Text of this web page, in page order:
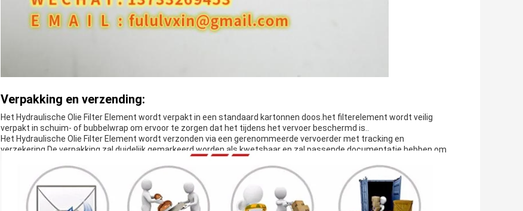
Verpakking en verzending:
Het Hydraulische Olie Filter Element wordt verpakt in een standaard kartonnen doos.het filterelement wordt veilig
verpakt in schuim- of bubbelwrap om ervoor te zorgen dat het tijdens het vervoer beschermd is..
Het Hydraulische Olie Filter Element wordt verzonden via een gerenommeerde vervoerder met tracking en
verzekering.De verpakking zal duidelijk gemarkeerd worden als kwetsbaar en zal passende documentatie hebben om